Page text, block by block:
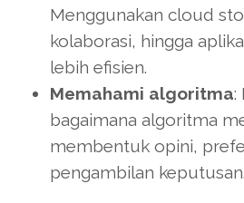
Menggunakan cloud
kolaborasi, hingga
lebih efisien.
Memahami algoritma:
bagaimana algoritma
membentuk opini,
pengambilan keputusan.